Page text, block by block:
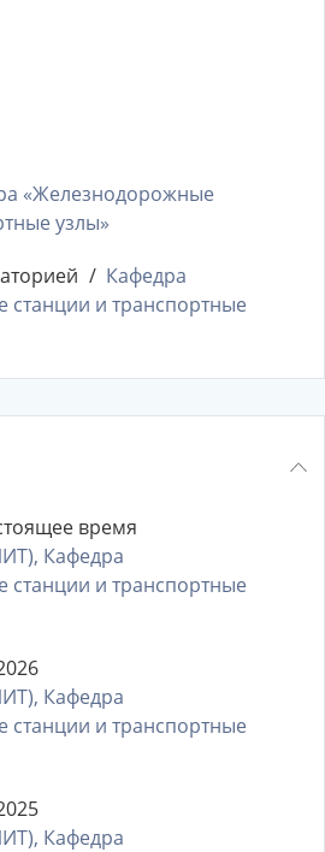
«Железнодорожные
узлы»
Кафедра
и транспортные
время
Кафедра
и транспортные
Кафедра
и транспортные
Кафедра